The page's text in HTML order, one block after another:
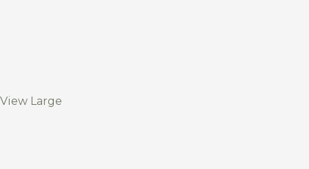
View Large